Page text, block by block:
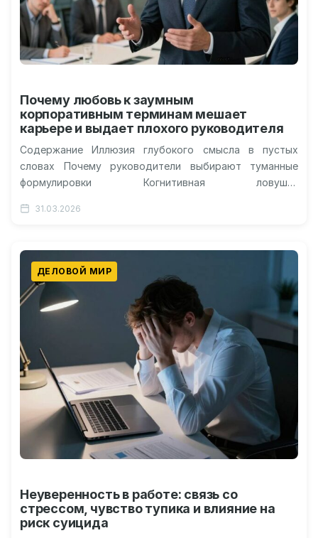
Почему любовь к заумным
корпоративным терминам мешает
карьере и выдает плохого руководителя
Содержание Иллюзия глубокого смысла в пустых
словах Почему руководители выбирают туманные
формулировки Когнитивная ловушка
вещи своими именами Более 1000 работающих
31.03.2026
ДЕЛОВОЙ МИР
Неуверенность в работе: связь со
стрессом, чувство тупика и влияние на
риск суицида